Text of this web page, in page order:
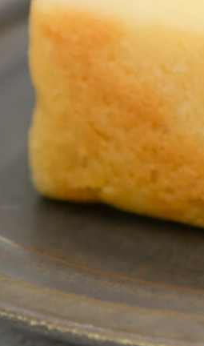
誠
紹